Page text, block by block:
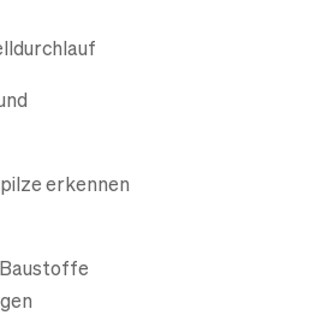
erkennen